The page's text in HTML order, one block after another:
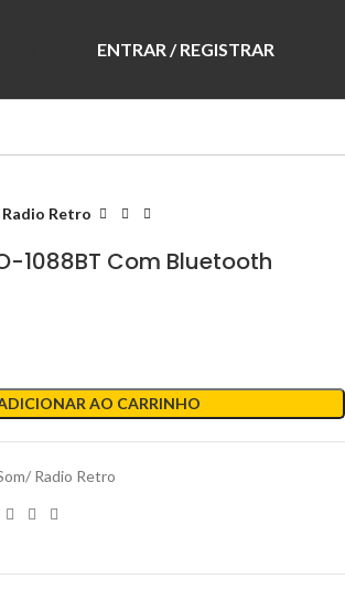
ENTRAR / REGISTRAR
Radio Retro
1088BT Com Bluetooth
AO CARRINHO
Radio Retro